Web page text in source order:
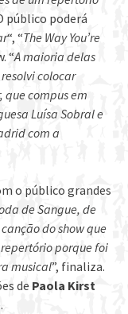
público poderá
“, “The Way You’re
“A maioria delas
colocar
compus em
Luísa Sobral e
com a
o público grandes
de Sangue, de
do show que
porque foi
musical”, finaliza.
de Paola Kirst